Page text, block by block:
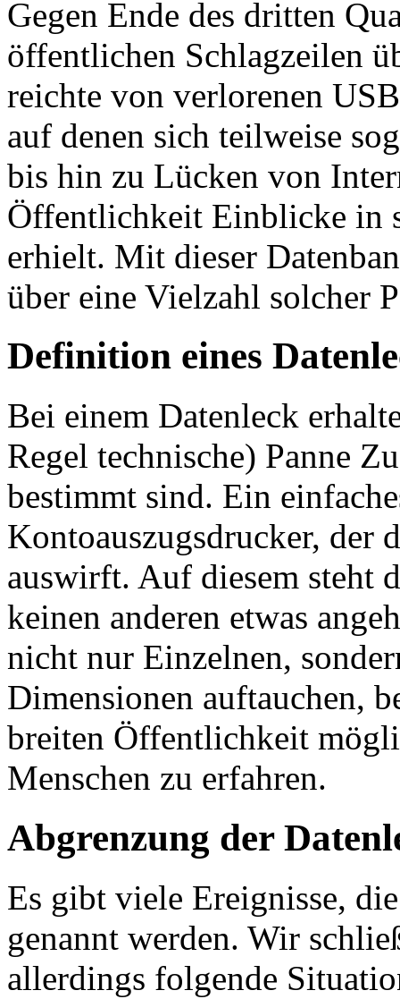
Gegen Ende des dritten
öffentlichen Schlagzeilen
reichte von verlorenen
auf denen sich teilweise
bis hin zu Lücken von
Öffentlichkeit Einblicke in
erhielt. Mit dieser
über eine Vielzahl solcher
Definition eines
Bei einem Datenleck
Regel technische) Panne
bestimmt sind. Ein
Kontoauszugsdrucker, der
auswirft. Auf diesem steht
keinen anderen etwas
nicht nur Einzelnen,
Dimensionen auftauchen,
breiten Öffentlichkeit
Menschen zu erfahren.
Abgrenzung der
Es gibt viele Ereignisse,
genannt werden. Wir
allerdings folgende